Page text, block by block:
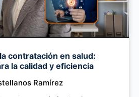
M
u
t
l
a
y
contratación en salud:
la calidad y eficiencia
Ramírez